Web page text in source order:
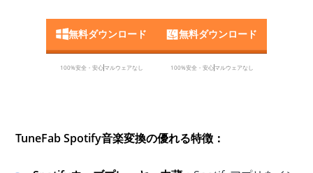
無料ダウンロード
100%安全・安心マルウェアなし
無料ダウンロード
100%安全・安心マルウェアなし
TuneFab Spotify音楽変換の優れる特徴：